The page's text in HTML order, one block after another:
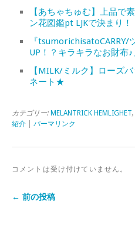
【あちゃちゅむ】上品で
ン花図鑑pt LJKで決まり！
『
UP！？キラキラなお財布♪
【MILK/ミルク】ローズ
ネート★
カテゴリー: MELANTRICK HEMLIGHET,
紹介
パーマリンク
コメントは受け付けていません。
← 前の投稿